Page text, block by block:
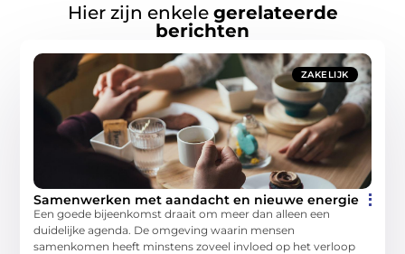
Hier zijn enkele gerelateerde
berichten
ZAKELIJK
Samenwerken met aandacht en nieuwe energie
Een goede bijeenkomst draait om meer dan alleen een
duidelijke agenda. De omgeving waarin mensen
samenkomen heeft minstens zoveel invloed op het verloop